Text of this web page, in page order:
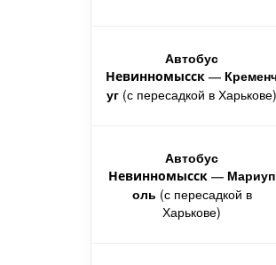
Автобус
Невинномысск —
уг (с пересадкой в Харькове)
Автобус
Невинномысск — Мариуп
оль (с пересадкой в
Харькове)